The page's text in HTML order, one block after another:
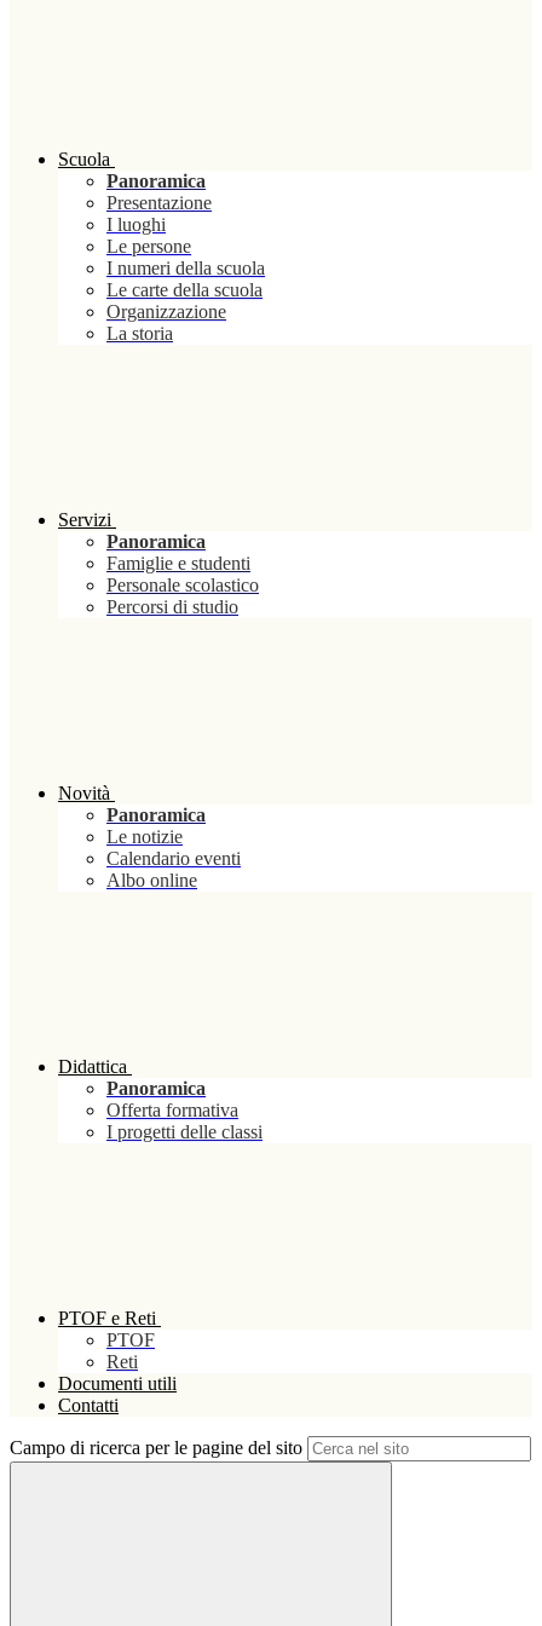
Scuola
Panoramica
Presentazione
I luoghi
Le persone
I numeri della scuola
Le carte della scuola
Organizzazione
La storia
Servizi
Panoramica
Famiglie e studenti
Personale scolastico
Percorsi di studio
Novità
Panoramica
Le notizie
Calendario eventi
Albo online
Didattica
Panoramica
Offerta formativa
I progetti delle classi
PTOF e Reti
PTOF
Reti
Documenti utili
Contatti
Campo di ricerca per le pagine del sito